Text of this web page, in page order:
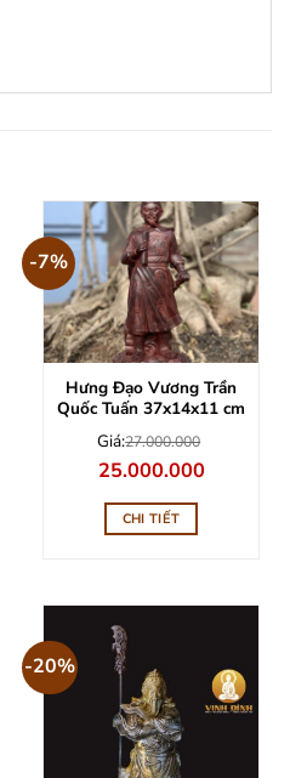
-7%
Hưng Đạo Vương Trần
Quốc Tuấn 37x14x11 cm
Giá:27.000.000
Giá
gốc
là:
27.000.000.
25.000.000Giá
CHI TIẾT
-20%